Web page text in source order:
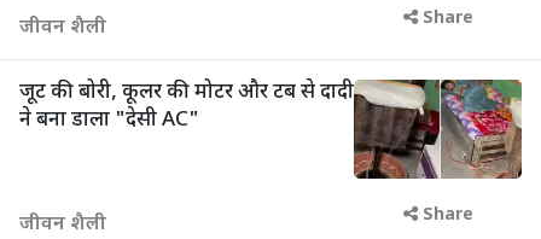
जीवन शैली Share
जूट की बोरी, कूलर की मोटर और टब से दादी
ने बना डाला "देसी AC"
जीवन शैली Share